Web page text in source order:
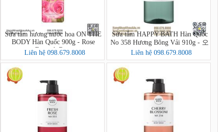
Sữa tắm hương nước hoa ON THE
BODY Hàn Quốc 900g - Rose
Damask Rose
Liên hệ 098.679.8008
Sữa tắm HAPPY BATH Hàn Quốc
No 358 Hương Bông Vải 910g - 오
리지널 컬렉션 바디워시
Liên hệ 098.679.8008